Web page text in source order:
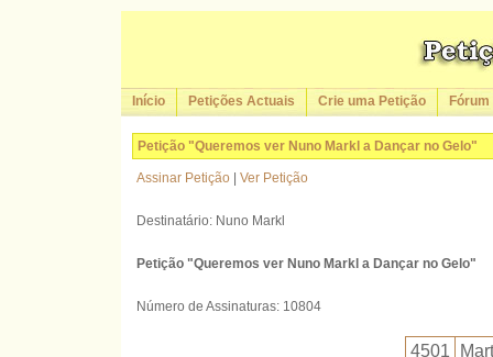
Início Petições Actuais Crie uma Petição Fórum
Petição "Queremos ver Nuno Markl a Dançar no Gelo"
Assinar Petição Ver Petição
Destinatário: Nuno Markl
Petição "Queremos ver Nuno Markl a Dançar no Gelo"
Número de Assinaturas: 10804
4501